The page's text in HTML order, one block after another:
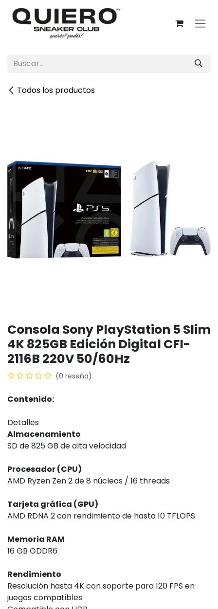
Ir al contenido
Todos los productos
Consola Sony PlayStation 5 Slim
4K 825GB Edición Digital CFI-
2116B 220V 50/60Hz
(0 reseña)
Contenido:
Detalles
Almacenamiento
SD de 825 GB de alta velocidad
Procesador (CPU)
AMD Ryzen Zen 2 de 8 núcleos / 16 threads
Tarjeta gráfica (GPU)
AMD RDNA 2 con rendimiento de hasta 10 TFLOPS
Memoria RAM
16 GB GDDR6
Rendimiento
Resolución hasta 4K con soporte para 120 FPS en
juegos compatibles